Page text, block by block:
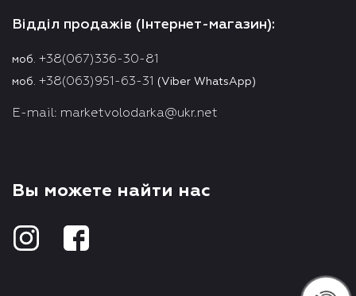
Відділ продажів (Інтернет-магазин):
моб. +38(067)336-30-81
моб. +38(063)951-63-31 (Viber WhatsApp)
E-mail: marketvolodarka@ukr.net
Вы можете найти нас